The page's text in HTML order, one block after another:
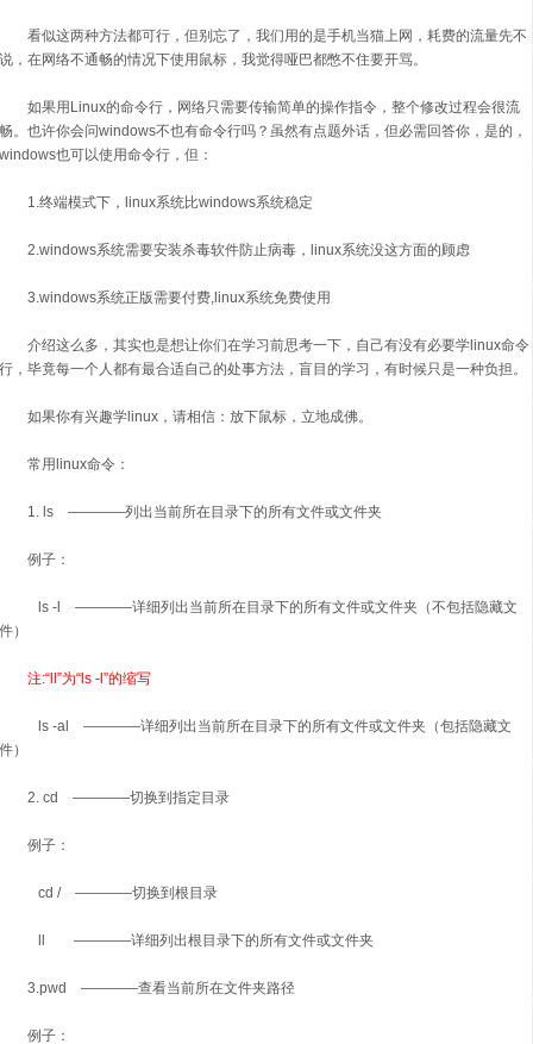
看似这两种方法都可行，但别忘了，我们用的是手机当猫上网，耗费的流量先不
说，在网络不通畅的情况下使用鼠标，我觉得哑巴都憋不住要开骂。
如果用Linux的命令行，网络只需要传输简单的操作指令，整个修改过程会很流
畅。也许你会问windows不也有命令行吗？虽然有点题外话，但必需回答你，是的，
windows也可以使用命令行，但：
1.终端模式下，linux系统比windows系统稳定
2.windows系统需要安装杀毒软件防止病毒，linux系统没这方面的顾虑
3.windows系统正版需要付费,linux系统免费使用
介绍这么多，其实也是想让你们在学习前思考一下，自己有没有必要学linux命令
行，毕竟每一个人都有最合适自己的处事方法，盲目的学习，有时候只是一种负担。
如果你有兴趣学linux，请相信：放下鼠标，立地成佛。
常用linux命令：
1. ls ————列出当前所在目录下的所有文件或文件夹
例子：
ls -l ————详细列出当前所在目录下的所有文件或文件夹（不包括隐藏文
件）
注:“ll”为“ls -l”的缩写
ls -al ————详细列出当前所在目录下的所有文件或文件夹（包括隐藏文
件）
2. cd ————切换到指定目录
例子：
cd / ————切换到根目录
ll ————详细列出根目录下的所有文件或文件夹
3.pwd ————查看当前所在文件夹路径
例子：